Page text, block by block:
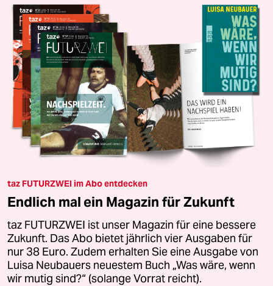
taz FUTURZWEI im Abo entdecken
Endlich mal ein Magazin für Zukunft
taz FUTURZWEI ist unser Magazin für eine bessere
Zukunft. Das Abo bietet jährlich vier Ausgaben für
nur 38 Euro. Zudem erhalten Sie eine Ausgabe von
Luisa Neubauers neuestem Buch „Was wäre, wenn
wir mutig sind?“ (solange Vorrat reicht).